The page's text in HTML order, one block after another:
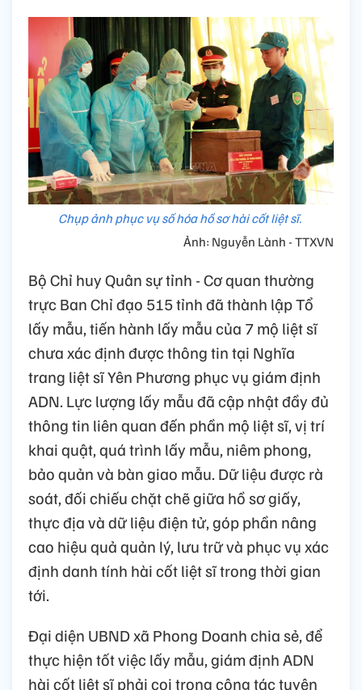
Chụp ảnh phục vụ số hóa hồ sơ hài cốt liệt sĩ.
Ảnh: Nguyễn Lành - TTXVN
Bộ Chỉ huy Quân sự tỉnh - Cơ quan thường
trực Ban Chỉ đạo 515 tỉnh đã thành lập Tổ
lấy mẫu, tiến hành lấy mẫu của 7 mộ liệt sĩ
chưa xác định được thông tin tại Nghĩa
trang liệt sĩ Yên Phương phục vụ giám định
ADN. Lực lượng lấy mẫu đã cập nhật đầy đủ
thông tin liên quan đến phần mộ liệt sĩ, vị trí
khai quật, quá trình lấy mẫu, niêm phong,
bảo quản và bàn giao mẫu. Dữ liệu được rà
soát, đối chiếu chặt chẽ giữa hồ sơ giấy,
thực địa và dữ liệu điện tử, góp phần nâng
cao hiệu quả quản lý, lưu trữ và phục vụ xác
định danh tính hài cốt liệt sĩ trong thời gian
tới.
Đại diện UBND xã Phong Doanh chia sẻ, để
thực hiện tốt việc lấy mẫu, giám định ADN
hài cốt liệt sĩ phải coi trọng công tác tuyên